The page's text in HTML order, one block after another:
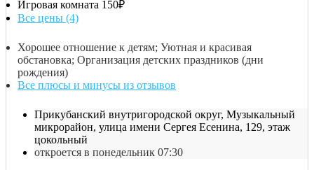
Игровая комната 150₽
Все цены (4)
Хорошее отношение к детям; Уютная и красивая
обстановка; Организация детских праздников (дни
рождения)
Все плюсы и минусы из отзывов
Прикубанский внутригородской округ, Музыкальный
микрорайон, улица имени Сергея Есенина, 129, этаж
цокольный
откроется в понедельник 07:30